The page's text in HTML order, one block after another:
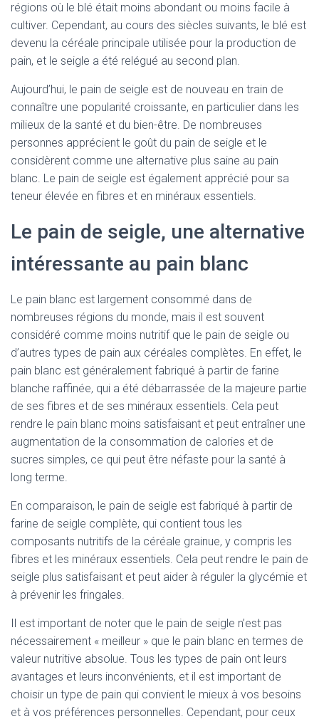
régions où le blé était moins abondant ou moins facile à
cultiver. Cependant, au cours des siècles suivants, le blé est
devenu la céréale principale utilisée pour la production de
pain, et le seigle a été relégué au second plan.
Aujourd’hui, le pain de seigle est de nouveau en train de
connaître une popularité croissante, en particulier dans les
milieux de la santé et du bien-être. De nombreuses
personnes apprécient le goût du pain de seigle et le
considèrent comme une alternative plus saine au pain
blanc. Le pain de seigle est également apprécié pour sa
teneur élevée en fibres et en minéraux essentiels.
Le pain de seigle, une alternative
intéressante au pain blanc
Le pain blanc est largement consommé dans de
nombreuses régions du monde, mais il est souvent
considéré comme moins nutritif que le pain de seigle ou
d’autres types de pain aux céréales complètes. En effet, le
pain blanc est généralement fabriqué à partir de farine
blanche raffinée, qui a été débarrassée de la majeure partie
de ses fibres et de ses minéraux essentiels. Cela peut
rendre le pain blanc moins satisfaisant et peut entraîner une
augmentation de la consommation de calories et de
sucres simples, ce qui peut être néfaste pour la santé à
long terme.
En comparaison, le pain de seigle est fabriqué à partir de
farine de seigle complète, qui contient tous les
composants nutritifs de la céréale grainue, y compris les
fibres et les minéraux essentiels. Cela peut rendre le pain de
seigle plus satisfaisant et peut aider à réguler la glycémie et
à prévenir les fringales.
Il est important de noter que le pain de seigle n’est pas
nécessairement « meilleur » que le pain blanc en termes de
valeur nutritive absolue. Tous les types de pain ont leurs
avantages et leurs inconvénients, et il est important de
choisir un type de pain qui convient le mieux à vos besoins
et à vos préférences personnelles. Cependant, pour ceux